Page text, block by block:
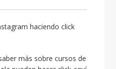
haciendo click
más sobre cursos de